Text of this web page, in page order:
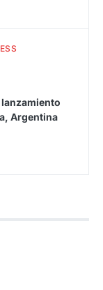
lanzamiento
Argentina